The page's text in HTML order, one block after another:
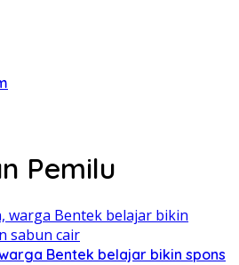
Pemilu
Bentek belajar bikin spons